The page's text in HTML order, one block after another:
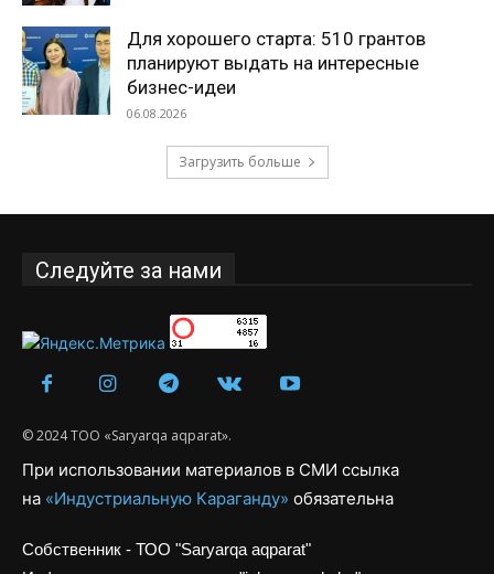
Для хорошего старта: 510 грантов
планируют выдать на интересные
бизнес-идеи
06.08.2026
Загрузить больше
Следуйте за нами
© 2024 ТОО «Saryarqa aqparat».
При использовании материалов в СМИ ссылка
на «Индустриальную Караганду» обязательна
Собственник - ТОО "Saryarqa aqparat"